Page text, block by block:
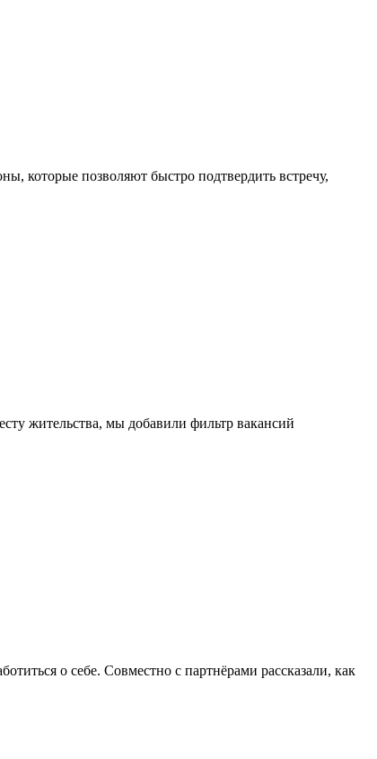
которые позволяют быстро подтвердить встречу,
жительства, мы добавили фильтр вакансий
о себе. Совместно с партнёрами рассказали, как